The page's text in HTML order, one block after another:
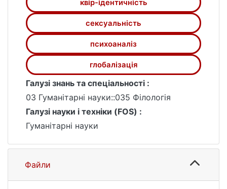
українській прозі присутній європейський
погляд на означену проблему.
квір-ідентичність
сексуальність
психоаналіз
глобалізація
Галузі знань та спеціальності :
03 Гуманітарні науки::035 Філологія
Галузі науки і техніки (FOS) :
Гуманітарні науки
Файли